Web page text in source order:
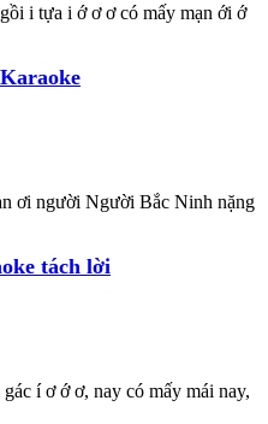
i tựa i ớ ơ ơ có mấy mạn ới ớ
ơi người Người Bắc Ninh nặng
tách lời
í ơ ớ ơ, nay có mấy mái nay,